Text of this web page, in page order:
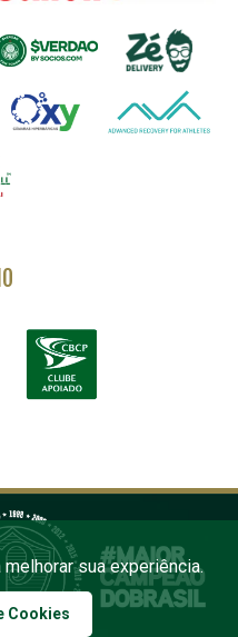
sua experiência.
Cookies